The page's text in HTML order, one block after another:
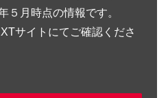
５月時点の情報です。
サイトにてご確認くださ